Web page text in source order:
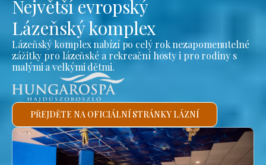
Největší evropský
Lázeňský komplex
Lázeňský komplex nabízí po celý rok nezapomenutelné
zážitky pro lázeňské a rekreační hosty i pro rodiny s
malými a velkými dětmi.
PŘEJDĚTE NA OFICIÁLNÍ STRÁNKY LÁZNÍ